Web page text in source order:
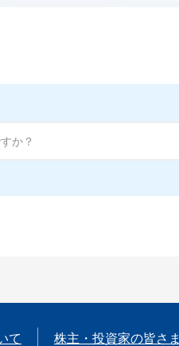
て 株主・投資家の皆さま